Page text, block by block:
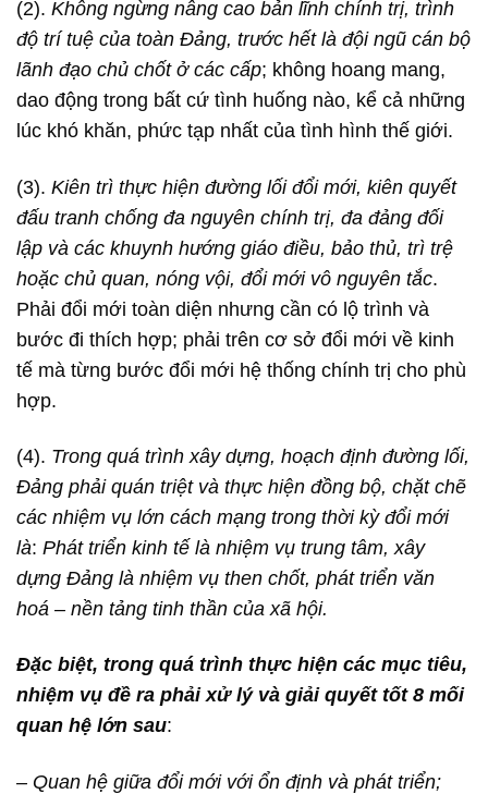
(2). Không ngừng nâng cao bản lĩnh chính trị, trình
độ trí tuệ của toàn Đảng, trước hết là đội ngũ cán bộ
lãnh đạo chủ chốt ở các cấp; không hoang mang,
dao động trong bất cứ tình huống nào, kể cả những
lúc khó khăn, phức tạp nhất của tình hình thế giới.
(3). Kiên trì thực hiện đường lối đổi mới, kiên quyết
đấu tranh chống đa nguyên chính trị, đa đảng đối
lập và các khuynh hướng giáo điều, bảo thủ, trì trệ
hoặc chủ quan, nóng vội, đổi mới vô nguyên tắc.
Phải đổi mới toàn diện nhưng cần có lộ trình và
bước đi thích hợp; phải trên cơ sở đổi mới về kinh
tế mà từng bước đổi mới hệ thống chính trị cho phù
hợp.
(4). Trong quá trình xây dựng, hoạch định đường lối,
Đảng phải quán triệt và thực hiện đồng bộ, chặt chẽ
các nhiệm vụ lớn cách mạng trong thời kỳ đổi mới
là: Phát triển kinh tế là nhiệm vụ trung tâm, xây
dựng Đảng là nhiệm vụ then chốt, phát triển văn
hoá – nền tảng tinh thần của xã hội.
Đặc biệt, trong quá trình thực hiện các mục tiêu,
nhiệm vụ đề ra phải xử lý và giải quyết tốt 8 mối
quan hệ lớn sau:
– Quan hệ giữa đổi mới với ổn định và phát triển;